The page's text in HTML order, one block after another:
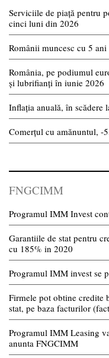
Serviciile de piață pentru
cinci luni din 2026
Românii muncesc cu 5
România, pe podiumul
și lubrifianți în iunie 2026
Inflația anuală, în scădere
Comerțul cu amănuntul, -
FNGCIMM
Programul IMM Invest
Garantiile de stat pentru
cu 185% in 2020
Programul IMM invest se
Firmele pot obtine credite
stat, pe baza facturilor
Programul IMM Leasing
anunta FNGCIMM